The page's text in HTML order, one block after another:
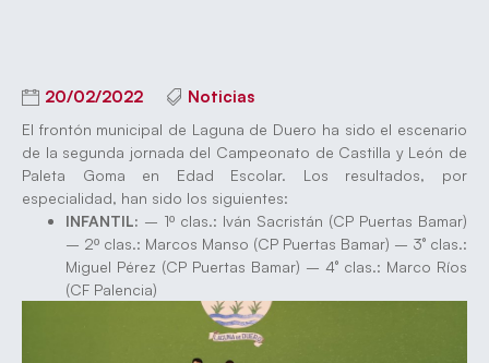
20/02/2022 Noticias
El frontón municipal de Laguna de Duero ha sido el escenario
de la segunda jornada del Campeonato de Castilla y León de
Paleta Goma en Edad Escolar. Los resultados, por
especialidad, han sido los siguientes:
INFANTIL: – 1º clas.: Iván Sacristán (CP Puertas Bamar)
– 2º clas.: Marcos Manso (CP Puertas Bamar) – 3° clas.:
Miguel Pérez (CP Puertas Bamar) – 4° clas.: Marco Ríos
(CF Palencia)